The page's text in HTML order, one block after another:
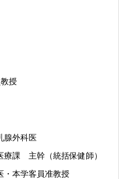
授
外科医
課 主幹（統括保健師）
本学客員准教授